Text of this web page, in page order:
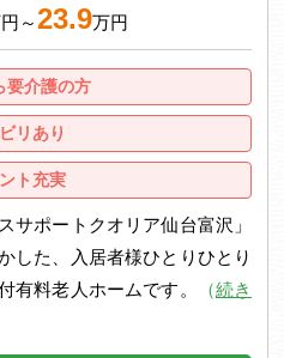
～23.9万円
要介護の方
リあり
ト充実
サポートクオリア仙台富沢」
した、入居者様ひとりひとり
有料老人ホームです。
（続き